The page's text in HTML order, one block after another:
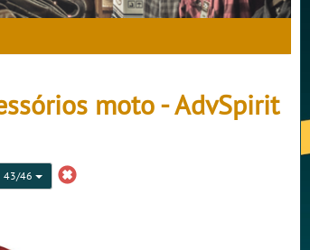
moto - AdvSpirit
43/46